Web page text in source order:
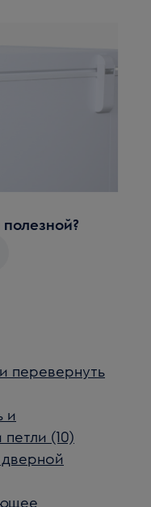
перевернуть
и
(10)
дверной